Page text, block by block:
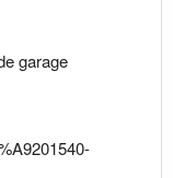
garage